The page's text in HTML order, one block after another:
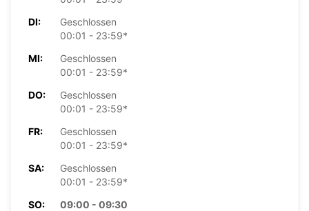
DI:
Geschlossen
00:01 - 23:59*
MI:
Geschlossen
00:01 - 23:59*
DO:
Geschlossen
00:01 - 23:59*
FR:
Geschlossen
00:01 - 23:59*
SA:
Geschlossen
00:01 - 23:59*
SO:
09:00 - 09:30